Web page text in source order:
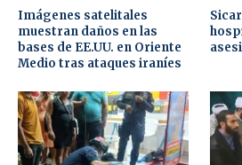
Imágenes satelitales
muestran daños en las
bases de EE.UU. en Oriente
Medio tras ataques iraníes